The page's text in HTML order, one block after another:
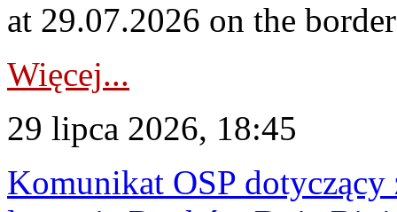
at 29.07.2026 on the
Więcej...
29 lipca 2026, 18:45
Komunikat OSP dotyczący